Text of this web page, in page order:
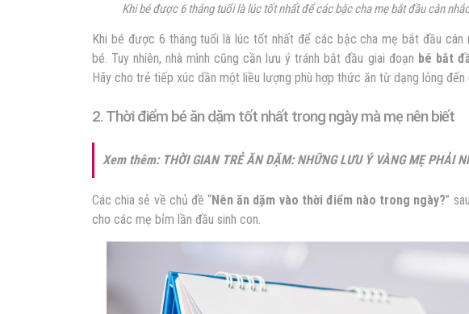
Khi bé được 6 tháng tuổi là lúc tốt nhất để các bậc cha mẹ bắt đầu cân
Khi bé được 6 tháng tuổi là lúc tốt nhất để các bậc cha mẹ bắt đầu
bé. Tuy nhiên, nhà mình cũng cần lưu ý tránh bắt đầu giai đoạn bé bắt
Hãy cho trẻ tiếp xúc dần một liều lượng phù hợp thức ăn từ dạng lỏng đến
2. Thời điểm bé ăn dặm tốt nhất trong ngày mà mẹ nên biết
Xem thêm: THỜI GIAN TRẺ ĂN DẶM: NHỮNG LƯU Ý VÀNG MẸ PHẢI
Các chia sẻ về chủ đề “Nên ăn dặm vào thời điểm nào trong ngày?”
cho các mẹ bỉm lần đầu sinh con.